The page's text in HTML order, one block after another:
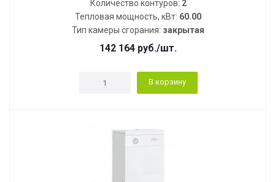
Количество контуров: 2
Тепловая мощность, кВт: 60.00
Тип камеры сгорания: закрытая
142 164 руб./шт.
В корзину